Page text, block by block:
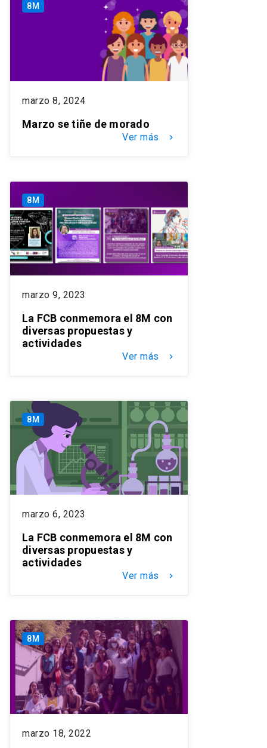
8M
marzo 8, 2024
Marzo se tiñe de morado
Ver más keyboard_arrow_right
8M
marzo 9, 2023
La FCB conmemora el 8M con
diversas propuestas y
actividades
Ver más keyboard_arrow_right
8M
marzo 6, 2023
La FCB conmemora el 8M con
diversas propuestas y
actividades
Ver más keyboard_arrow_right
8M
marzo 18, 2022